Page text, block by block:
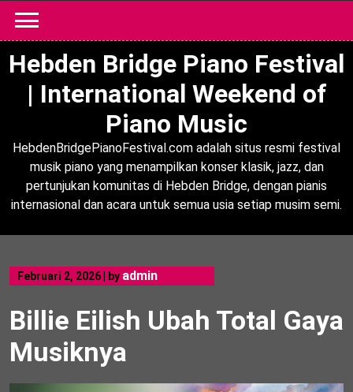
content
Hebden Bridge Piano Festival
| International Weekend of
Piano Music
HebdenBridgePianoFestival.com adalah situs resmi festival
musik piano yang menampilkan konser klasik, jazz, dan
pertunjukan komunitas di Hebden Bridge, dengan pianis
internasional dan acara untuk semua usia setiap musim semi.
Februari 2, 2026 by admin
Billie Eilish Ubah Total Gaya
Musiknya